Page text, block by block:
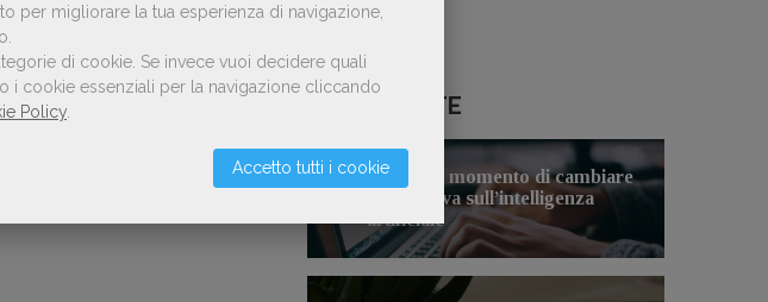
per migliorare la tua esperienza di navigazione,
di cookie. Se invece vuoi decidere quali
i cookie essenziali per la navigazione cliccando
Policy
Accetto tutti i cookie
LE PIÙ LETTE
1
Forse è il momento di cambiare
prospettiva sull’intelligenza
artificiale